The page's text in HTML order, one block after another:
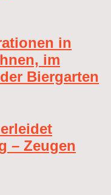
in
im
Biergarten
– Zeugen